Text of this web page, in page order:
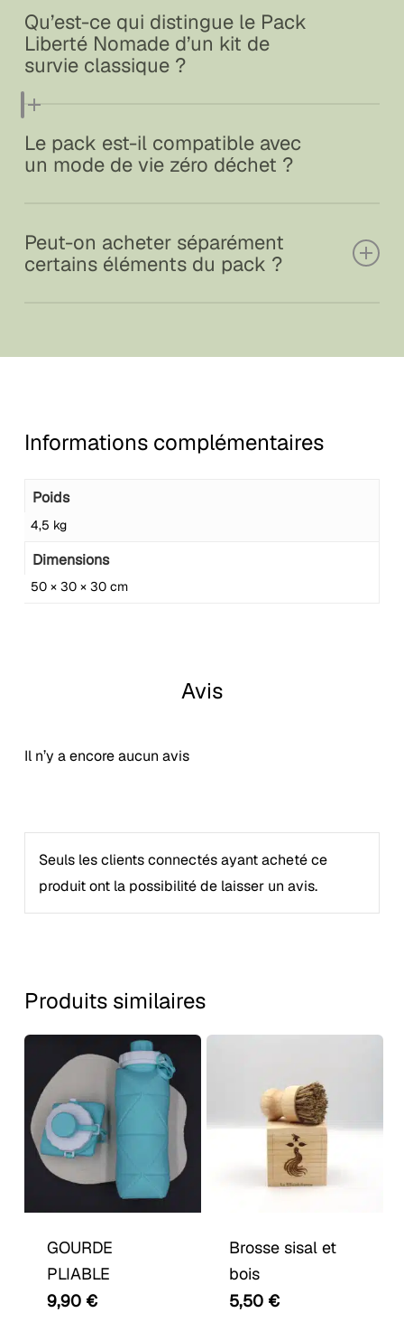
pour assouplir les fibres avant brossage.
Qu’est-ce qui distingue le Pack
Liberté Nomade d’un kit de
survie classique ?
Il ne s’agit pas d’un simple kit d’urgence, mais d’un
ensemble conçu pour une autonomie durable, au
quotidien comme en expédition.
Le pack est-il compatible avec
un mode de vie zéro déchet ?
déchet plastique à usage unique, et des matériaux
recyclables.
Peut-on acheter séparément
certains éléments du pack ?
Informations complémentaires
Poids
4,5 kg
Dimensions
50 × 30 × 30 cm
Avis
Il n’y a encore aucun avis
Seuls les clients connectés ayant acheté ce
produit ont la possibilité de laisser un avis.
Produits similaires
GOURDE
PLIABLE
9,90 €
Brosse sisal et
bois
5,50 €